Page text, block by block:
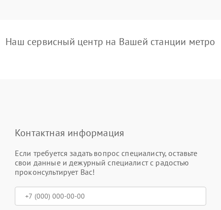
Наш сервисный центр на Вашей станции метро
Контактная информация
Если требуется задать вопрос специалисту, оставьте
свои данные и дежурный специалист с радостью
проконсультирует Вас!